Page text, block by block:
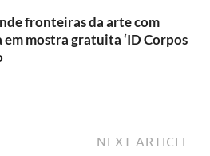
fronteiras da arte com
mostra gratuita ‘ID Corpos
NEXT ARTICLE